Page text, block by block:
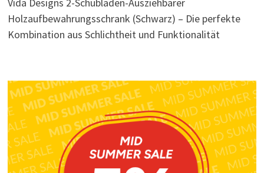
Vida Designs 2-Schubladen-Ausziehbarer
Holzaufbewahrungsschrank (Schwarz) – Die perfekte
Kombination aus Schlichtheit und Funktionalität